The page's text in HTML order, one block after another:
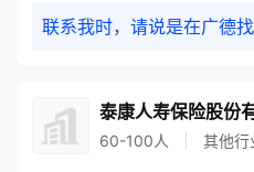
联系我时，请说是在广德
泰康人寿保险股份
60-100人 其他行